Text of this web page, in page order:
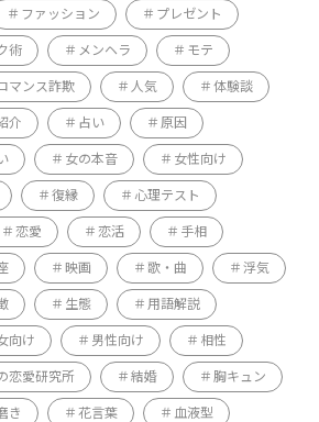
ファッション プレゼント
術 メンヘラ モテ
マンス詐欺 人気 体験談
介 占い 原因
女の本音 女性向け
復縁 心理テスト
恋愛 恋活 手相
映画 歌・曲 浮気
生態 用語解説
向け 男性向け 相性
恋愛研究所 結婚 胸キュン
き 花言葉 血液型